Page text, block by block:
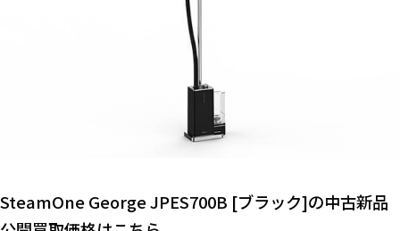
SteamOne George JPES700B [ブラック]の中古新品